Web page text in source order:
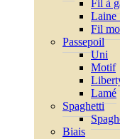
Fil à
Laine
Fil
Passepoil
Uni
Motif
Lamé
Spaghetti
Biais